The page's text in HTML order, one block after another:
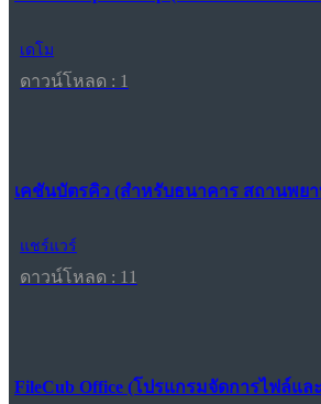
เดโม
ดาวน์โหลด : 1
เคชันบัตรคิว (สำหรับธนาคาร สถานพย
แชร์แวร์
ดาวน์โหลด : 11
FileCub Office (โปรแกรมจัดการไฟล์แล